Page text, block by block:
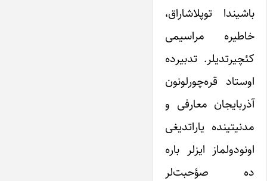
باشیندا توپلاشاراق،
خاطیره مراسیمی
کئچیرتدیلر. تدبیرده
اوستاد قره‌چورلونون
آذربایجان معارفی و
مدنیتینده یاراتدیغی
اونودولماز ایزلر باره
ده صؤحبت‌لر